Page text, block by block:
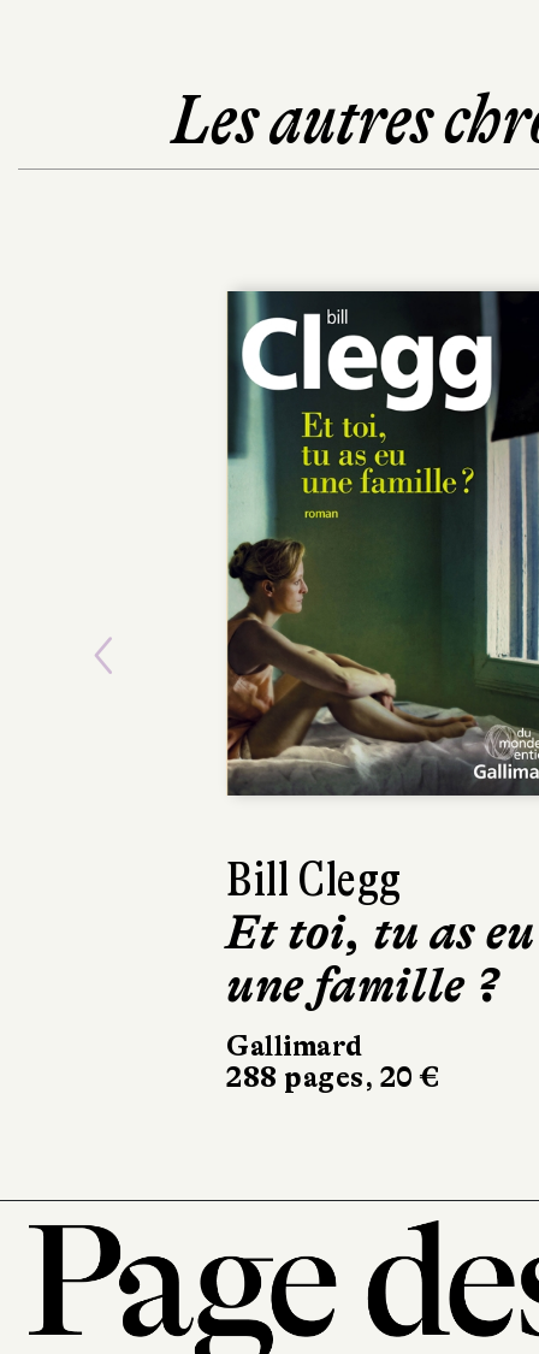
Les autres
Bill Clegg
Et toi, tu as eu
une famille ?
Gallimard
288 pages, 20 €
Imbolo MBue
Voici venir les
rêveurs
Belfond
300 pages, 21 €
Previous